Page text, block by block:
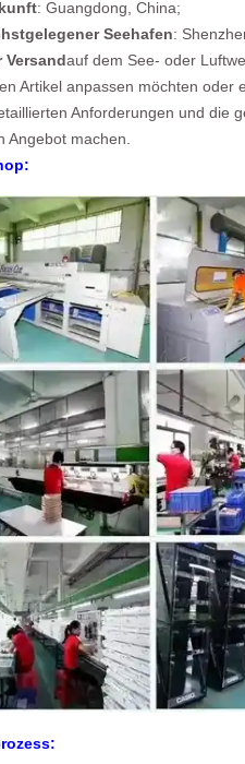
: Guangdong, China;
Seehafen:
Versandauf dem See- oder
Artikel anpassen möchten
Anforderungen und die
Angebot machen.